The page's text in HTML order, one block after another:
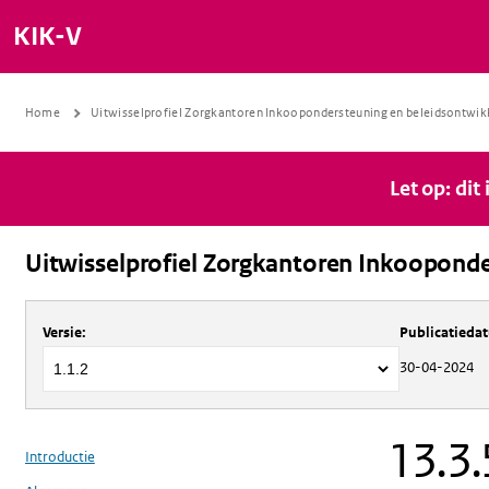
KIK-V
Home Uitwisselprofiel Zorgkantoren Inkoopondersteuning en
Let op: dit
Uitwisselprofiel Zorgkantoren
Over Uitwisselprofiel Zorgkantoren
Versie:
30-04-2024
Introductie